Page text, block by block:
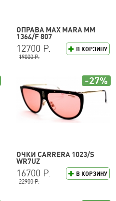
ОПРАВА MAX MARA MM
1364/F 807
В КОРЗИНУ
12700 Р.
19000 Р.
ОЧКИ CARRERA 1023/S
WR7UZ
В КОРЗИНУ
16700 Р.
22900 Р.
-27%